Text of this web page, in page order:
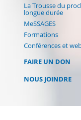
La Trousse du
longue durée
MeSSAGES
Formations
Conférences et
FAIRE UN DON
NOUS JOINDRE